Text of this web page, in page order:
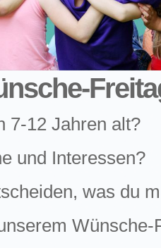
7-12 Jahren alt?
und Interessen?
was du